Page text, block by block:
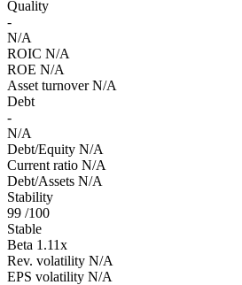
Quality
-
N/A
ROIC N/A
ROE N/A
Asset turnover N/A
Debt
-
N/A
Debt/Equity N/A
Current ratio N/A
Debt/Assets N/A
Stability
99 /100
Stable
Beta 1.11x
Rev. volatility N/A
EPS volatility N/A